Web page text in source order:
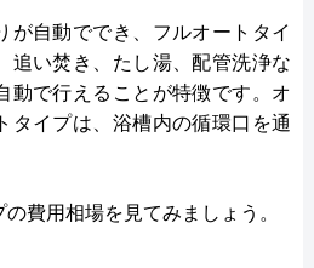
が自動ででき、フルオートタイ
追い焚き、たし湯、配管洗浄な
動で行えることが特徴です。オ
タイプは、浴槽内の循環口を通
費用相場を見てみましょう。